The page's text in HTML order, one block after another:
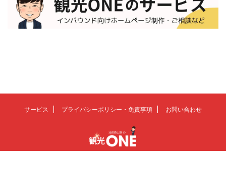
サービス プライバシーポリシー・免責事項 お問い合わせ